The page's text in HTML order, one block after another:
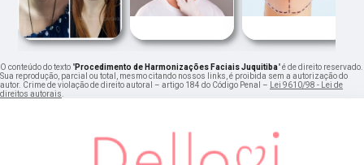
O conteúdo do texto "Procedimento de Harmonizações Faciais Juquitiba" é de direito reservado.
Sua reprodução, parcial ou total, mesmo citando nossos links, é proibida sem a autorização do
autor. Crime de violação de direito autoral – artigo 184 do Código Penal –
Lei 9610/98 - Lei de
direitos autorais